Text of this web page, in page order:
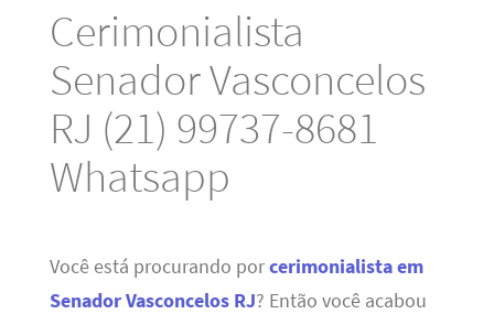
Cerimonialista
Senador Vasconcelos
RJ (21) 99737-8681
Whatsapp
Você está procurando porcerimonialista em
Senador Vasconcelos RJ? Então você acabou